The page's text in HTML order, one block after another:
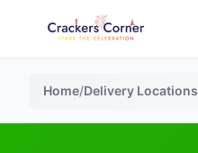
Home/Delivery Locations